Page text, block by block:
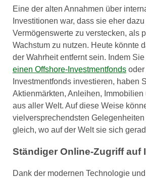
Eine der alten Annahmen über
Investitionen war, dass sie eher
Vermögenswerte zu verstecken, als
Wachstum zu nutzen. Heute könnte
der Wahrheit entfernt sein. Indem Sie
einen Offshore-Investmentfonds oder
Investmentfonds investieren, haben
Aktienmärkten, Anleihen,
aus aller Welt. Auf diese Weise
vielversprechendsten
gleich, wo auf der Welt sie sich
Ständiger Online-Zugriff auf
Dank der modernen Technologie